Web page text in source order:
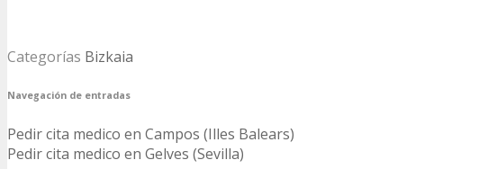
Categorías Bizkaia
Navegación de entradas
Pedir cita medico en Campos (Illes Balears)
Pedir cita medico en Gelves (Sevilla)